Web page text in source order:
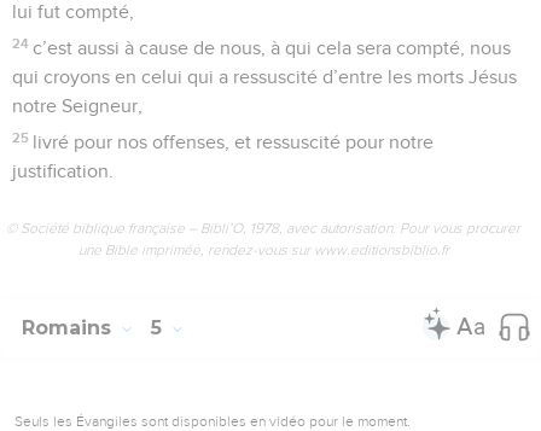
lui fut compté,
24 c’est aussi à cause de nous, à qui cela sera compté, nous
qui croyons en celui qui a ressuscité d’entre les morts Jésus
notre Seigneur,
25 livré pour nos offenses, et ressuscité pour notre
justification.
© Société biblique française – Bibli’O, 1978, avec autorisation. Pour vous procurer
une Bible imprimée, rendez-vous sur www.editionsbiblio.fr
Romains 5
Seuls les Évangiles sont disponibles en vidéo pour le moment.